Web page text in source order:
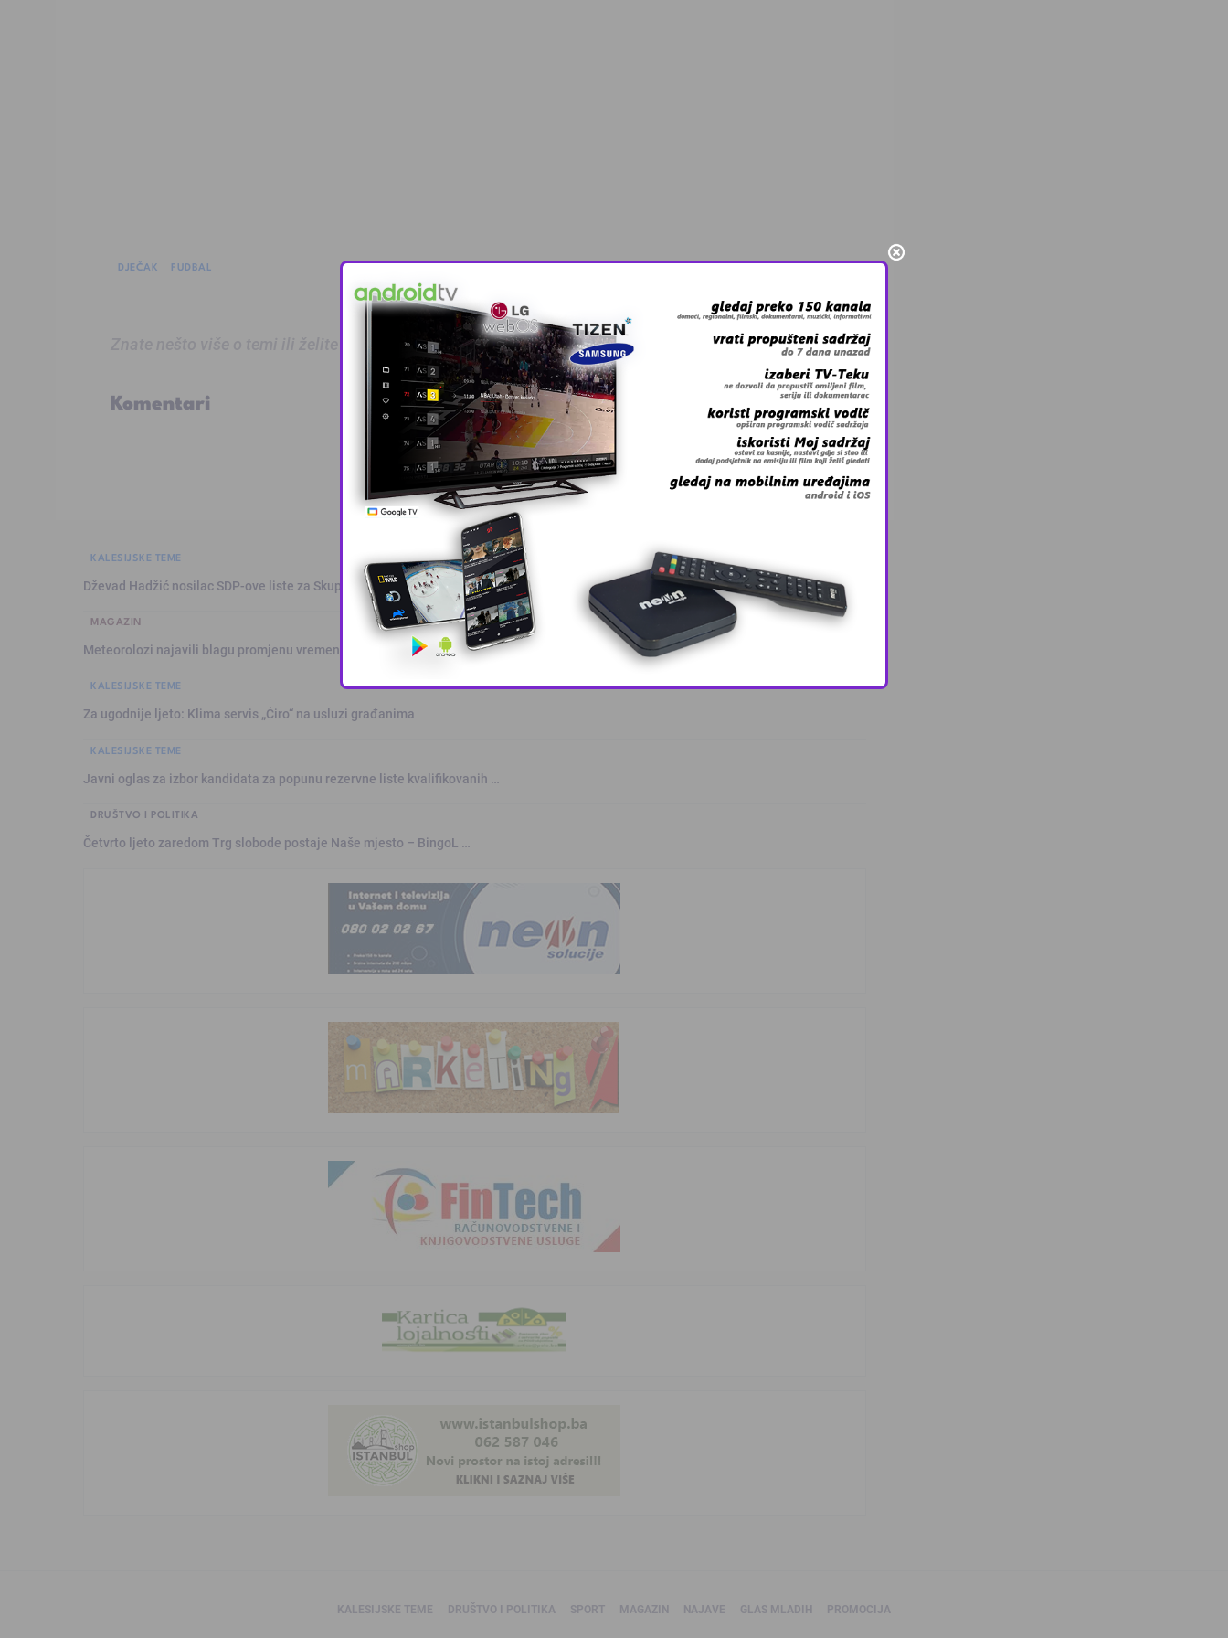
DJEČAK FUDBAL
Znate nešto više o temi ili želite prijaviti grešku u tekstu?
Komentari
KALESIJSKE TEME
Dževad Hadžić nosilac SDP-ove liste za Skupštinu Tuzlanskog kanton …
MAGAZIN
Meteorolozi najavili blagu promjenu vremena: Sutra pljuskovi i grmljav …
KALESIJSKE TEME
Za ugodnije ljeto: Klima servis „Ćiro“ na usluzi građanima
KALESIJSKE TEME
Javni oglas za izbor kandidata za popunu rezervne liste kvalifikovanih …
DRUŠTVO I POLITIKA
Četvrto ljeto zaredom Trg slobode postaje Naše mjesto – BingoL …
KALESIJSKE TEME DRUŠTVO I POLITIKA SPORT MAGAZIN NAJAVE GLAS MLADIH PROMOCIJA